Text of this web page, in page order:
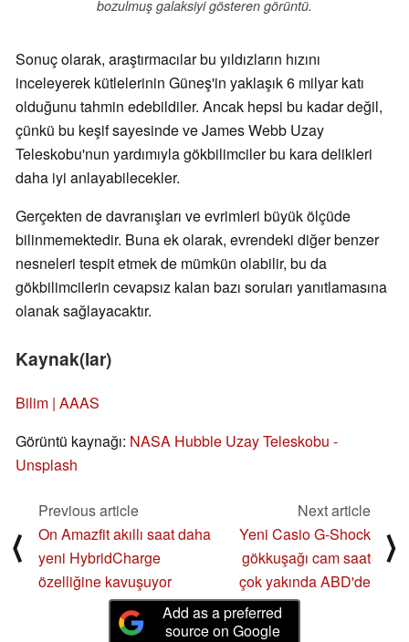
bozulmuş galaksiyi gösteren görüntü.
Sonuç olarak, araştırmacılar bu yıldızların hızını
inceleyerek kütlelerinin Güneş'in yaklaşık 6 milyar katı
olduğunu tahmin edebildiler. Ancak hepsi bu kadar değil,
çünkü bu keşif sayesinde ve James Webb Uzay
Teleskobu'nun yardımıyla gökbilimciler bu kara delikleri
daha iyi anlayabilecekler.
Gerçekten de davranışları ve evrimleri büyük ölçüde
bilinmemektedir. Buna ek olarak, evrendeki diğer benzer
nesneleri tespit etmek de mümkün olabilir, bu da
gökbilimcilerin cevapsız kalan bazı soruları yanıtlamasına
olanak sağlayacaktır.
Kaynak(lar)
Bilim | AAAS
Görüntü kaynağı: NASA Hubble Uzay Teleskobu -
Unsplash
⟨
Previous article
On Amazfit akıllı saat daha
yeni HybridCharge
özelliğine kavuşuyor
Next article
Yeni Casio G-Shock
gökkuşağı cam saat
çok yakında ABD'de
⟩
Add as a preferred
source on Google